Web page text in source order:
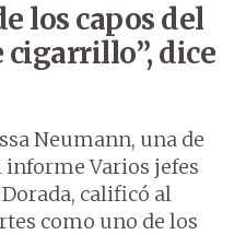
los capos del
dice
Neumann, una de
Varios jefes
calificó al
como uno de los